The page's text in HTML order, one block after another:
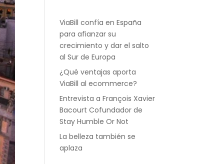
ViaBill confía en España
para afianzar su
crecimiento y dar el salto
al Sur de Europa
¿Qué ventajas aporta
ViaBill al ecommerce?
Entrevista a François Xavier
Bacourt Cofundador de
Stay Humble Or Not
La belleza también se
aplaza